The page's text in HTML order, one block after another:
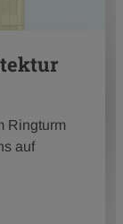
Ringturm
auf